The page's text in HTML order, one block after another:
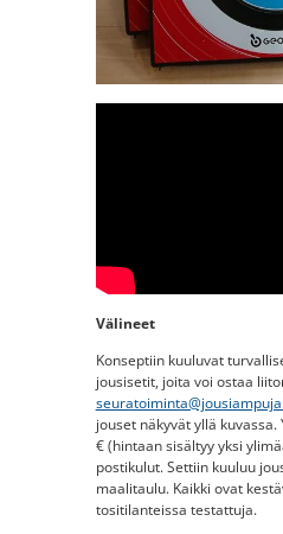
Välineet
Konseptiin kuuluvat
jousisetit, joita voi ostaa
jouset näkyvät yllä
€ (hintaan sisältyy yksi
postikulut. Settiin kuuluu
maalitaulu. Kaikki ovat
tositilanteissa testattuja.